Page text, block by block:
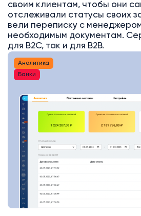
своим клиентам, чтобы они
отслеживали статусы своих
вели переписку с
необходимым документам.
для B2C, так и для B2B.
Аналитика
Банки